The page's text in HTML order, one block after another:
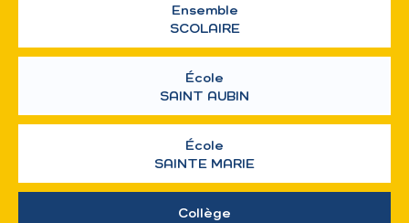
Ensemble
SCOLAIRE
École
SAINT AUBIN
École
SAINTE MARIE
Collège